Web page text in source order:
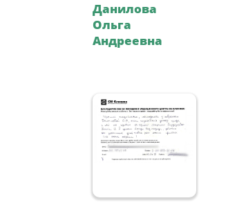
Данилова
Ольга
Андреевна